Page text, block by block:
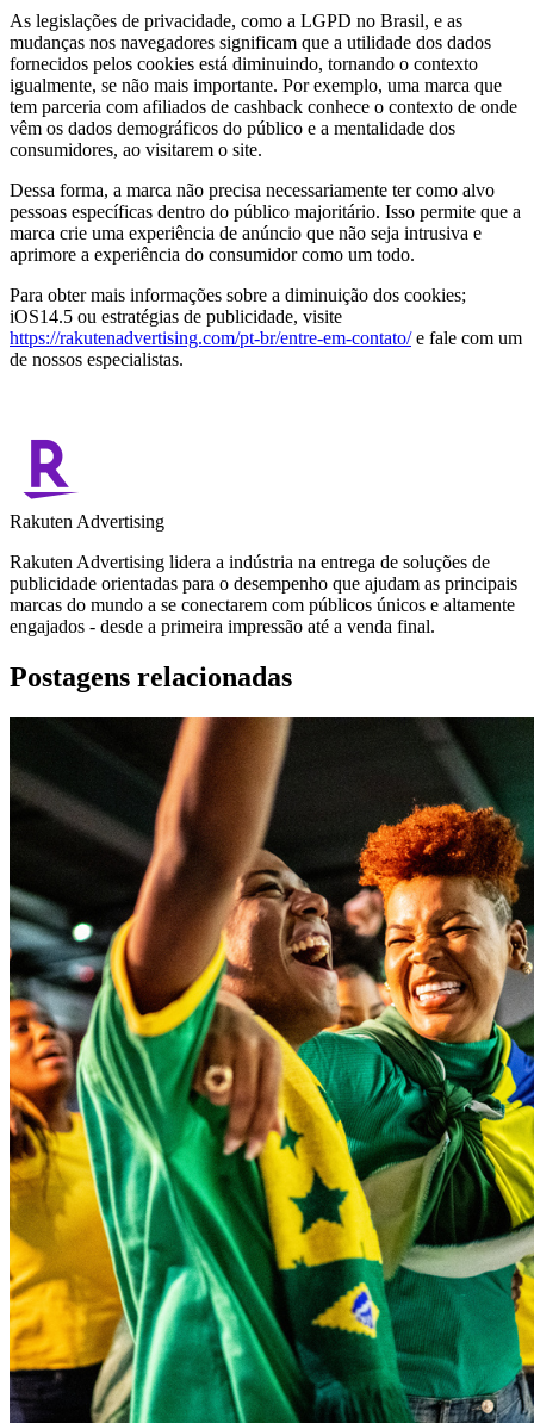
As legislações de privacidade, como a LGPD no Brasil, e as
mudanças nos navegadores significam que a utilidade dos dados
fornecidos pelos cookies está diminuindo, tornando o contexto
igualmente, se não mais importante. Por exemplo, uma marca que
tem parceria com afiliados de cashback conhece o contexto de onde
vêm os dados demográficos do público e a mentalidade dos
consumidores, ao visitarem o site.
Dessa forma, a marca não precisa necessariamente ter como alvo
pessoas específicas dentro do público majoritário. Isso permite que a
marca crie uma experiência de anúncio que não seja intrusiva e
aprimore a experiência do consumidor como um todo.
Para obter mais informações sobre a diminuição dos cookies;
iOS14.5 ou estratégias de publicidade, visite
https://rakutenadvertising.com/pt-br/entre-em-contato/e fale com um
de nossos especialistas.
Rakuten Advertising
Rakuten Advertising lidera a indústria na entrega de soluções de
publicidade orientadas para o desempenho que ajudam as principais
marcas do mundo a se conectarem com públicos únicos e altamente
engajados - desde a primeira impressão até a venda final.
Postagens relacionadas